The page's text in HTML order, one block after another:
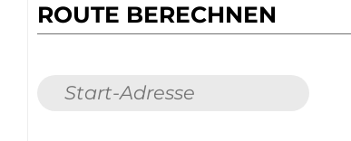
ROUTE BERECHNEN